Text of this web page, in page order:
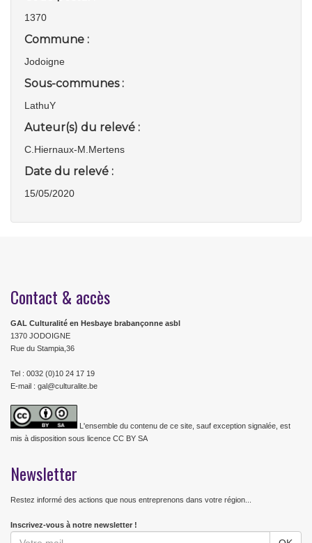
1370
Commune :
Jodoigne
Sous-communes :
LathuY
Auteur(s) du relevé :
C.Hiernaux-M.Mertens
Date du relevé :
15/05/2020
Contact & accès
GAL Culturalité en Hesbaye brabançonne asbl
1370 JODOIGNE
Rue du Stampia,36
Tel : 0032 (0)10 24 17 19
E-mail : gal@culturalite.be
L'ensemble du contenu de ce site, sauf exception signalée, est
mis à disposition sous licence CC BY SA
Newsletter
Restez informé des actions que nous entreprenons dans votre région...
Inscrivez-vous à notre newsletter !